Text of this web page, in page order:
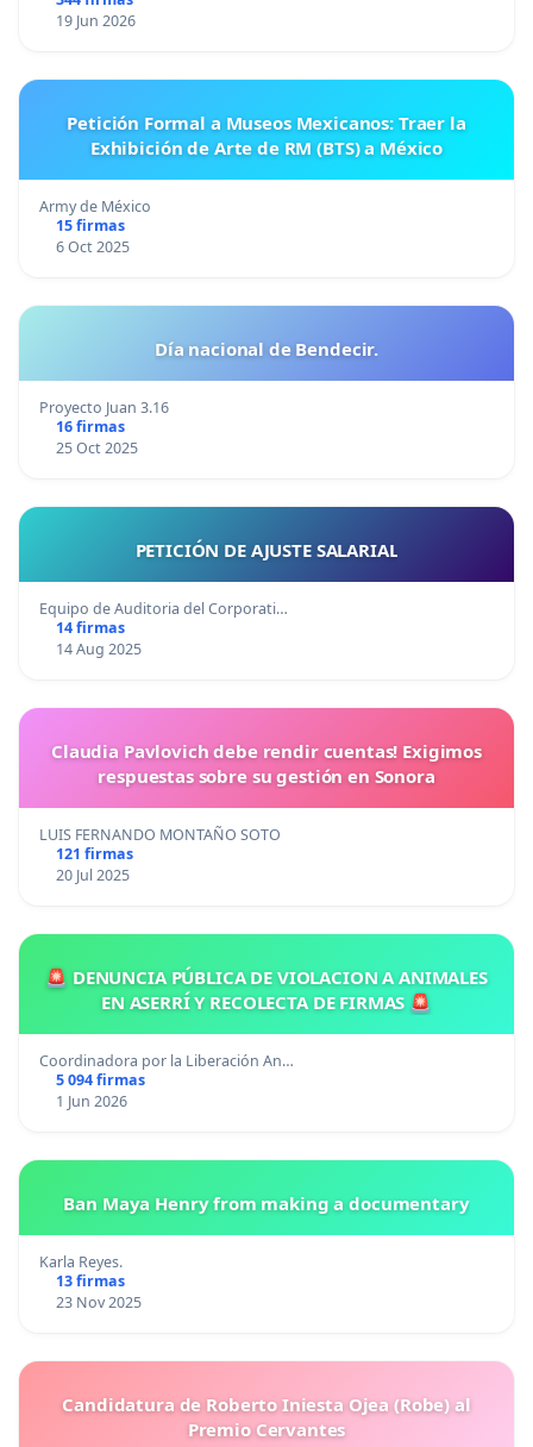
19 Jun 2026
Petición Formal a Museos Mexicanos: Traer la
Exhibición de Arte de RM (BTS) a México
Army de México
15 firmas
6 Oct 2025
Día nacional de Bendecir.
Proyecto Juan 3.16
16 firmas
25 Oct 2025
PETICIÓN DE AJUSTE SALARIAL
Equipo de Auditoria del Corporati…
14 firmas
14 Aug 2025
Claudia Pavlovich debe rendir cuentas! Exigimos
respuestas sobre su gestión en Sonora
LUIS FERNANDO MONTAÑO SOTO
121 firmas
20 Jul 2025
🚨 DENUNCIA PÚBLICA DE VIOLACION A ANIMALES
EN ASERRÍ Y RECOLECTA DE FIRMAS 🚨
Coordinadora por la Liberación An…
5 094 firmas
1 Jun 2026
Ban Maya Henry from making a documentary
Karla Reyes.
13 firmas
23 Nov 2025
Candidatura de Roberto Iniesta Ojea (Robe) al
Premio Cervantes